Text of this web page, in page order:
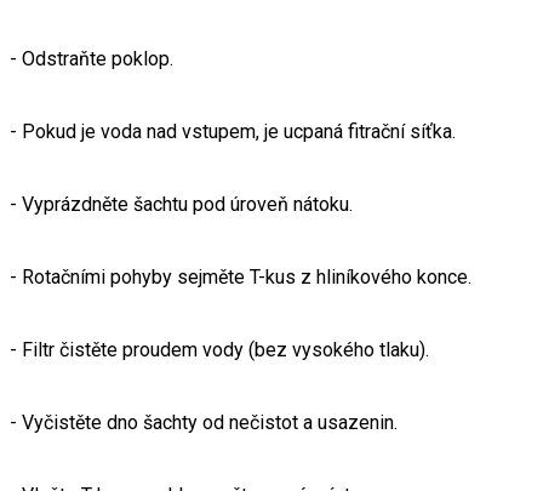
- Odstraňte poklop.
- Pokud je voda nad vstupem, je ucpaná fitrační síťka.
- Vyprázdněte šachtu pod úroveň nátoku.
- Rotačními pohyby sejměte T-kus z hliníkového konce.
- Filtr čistěte proudem vody (bez vysokého tlaku).
- Vyčistěte dno šachty od nečistot a usazenin.